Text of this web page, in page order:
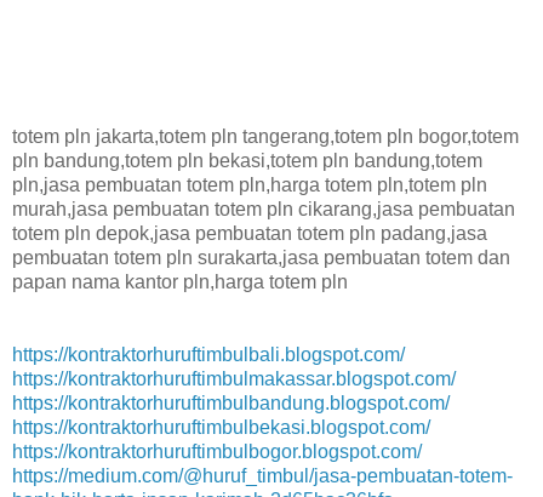
totem pln jakarta,totem pln tangerang,totem pln bogor,totem
pln bandung,totem pln bekasi,totem pln bandung,totem
pln,jasa pembuatan totem pln,harga totem pln,totem pln
murah,jasa pembuatan totem pln cikarang,jasa pembuatan
totem pln depok,jasa pembuatan totem pln padang,jasa
pembuatan totem pln surakarta,jasa pembuatan totem dan
papan nama kantor pln,harga totem pln
https://kontraktorhuruftimbulbali.blogspot.com/
https://kontraktorhuruftimbulmakassar.blogspot.com/
https://kontraktorhuruftimbulbandung.blogspot.com/
https://kontraktorhuruftimbulbekasi.blogspot.com/
https://kontraktorhuruftimbulbogor.blogspot.com/
https://medium.com/@huruf_timbul/jasa-pembuatan-totem-